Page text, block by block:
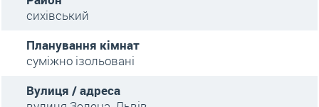
сихівський
Планування кімнат
суміжно ізольовані
Вулиця / адреса